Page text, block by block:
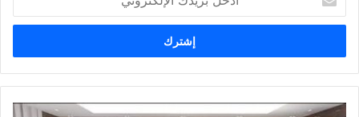
بريدك
الإلكتروني
ليك